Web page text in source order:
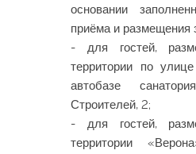
основании
приёма и размещения
- для гостей,
территории по
автобазе
Строителей, 2;
- для гостей,
территории